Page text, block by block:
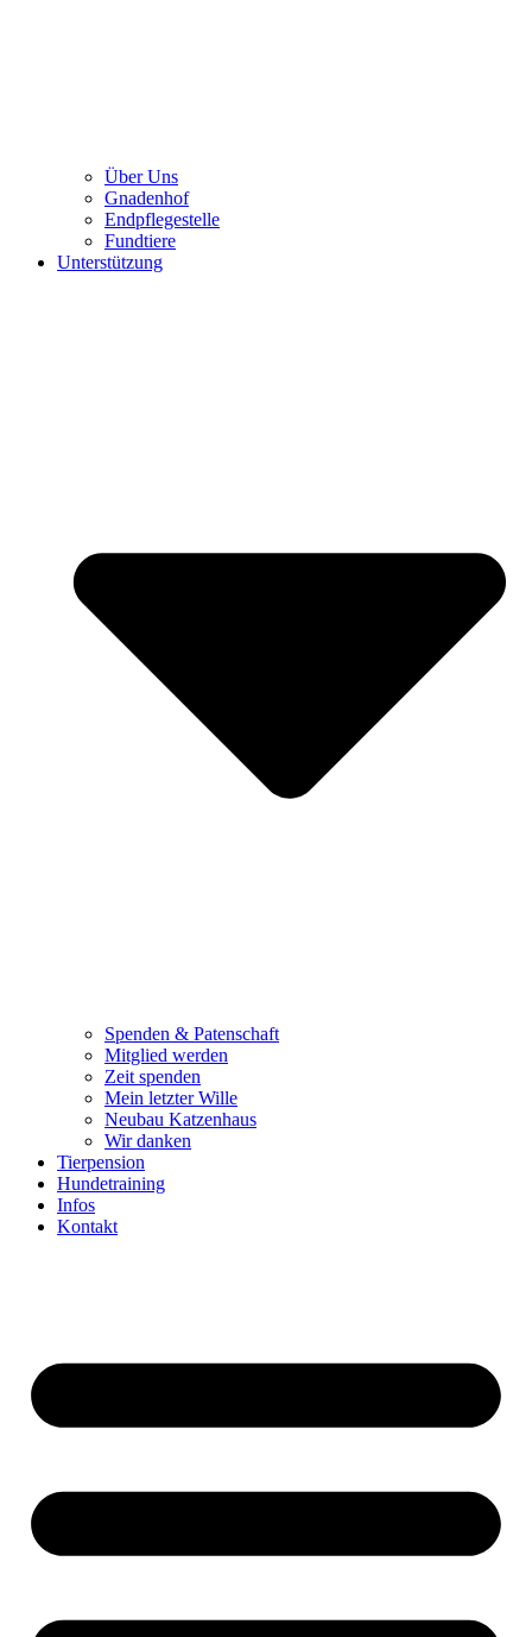
Über Uns
Gnadenhof
Endpflegestelle
Fundtiere
Unterstützung
Spenden & Patenschaft
Mitglied werden
Zeit spenden
Mein letzter Wille
Neubau Katzenhaus
Wir danken
Tierpension
Hundetraining
Infos
Kontakt